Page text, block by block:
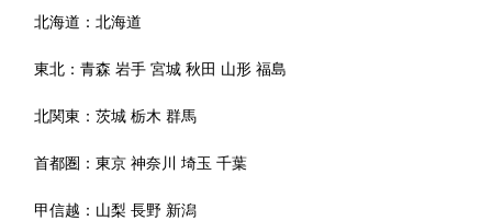
北海道：北海道
東北：青森 岩手 宮城 秋田 山形 福島
北関東：茨城 栃木 群馬
首都圏：東京 神奈川 埼玉 千葉
甲信越： 山梨 長野 新潟